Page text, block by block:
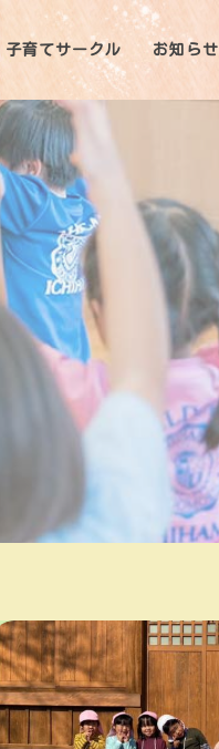
子育てサークル お知らせ